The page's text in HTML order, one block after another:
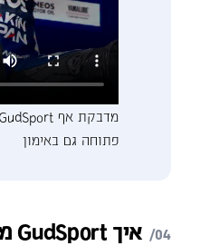
פתוחה גם באימון
איך GudSport